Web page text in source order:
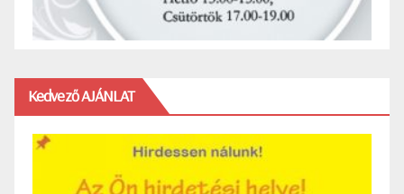
Kedvező AJÁNLAT